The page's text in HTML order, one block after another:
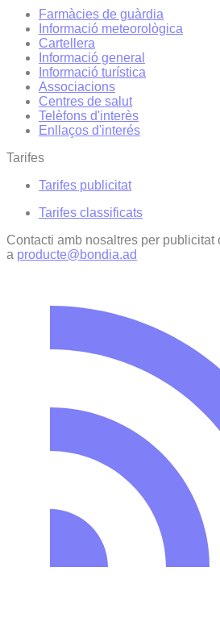
Farmàcies de guàrdia
Informació meteorològica
Cartellera
Informació general
Informació turística
Associacions
Centres de salut
Telèfons d'interès
Enllaços d'interés
Tarifes
Tarifes publicitat
Tarifes classificats
Contacti amb nosaltres per
a producte@bondia.ad